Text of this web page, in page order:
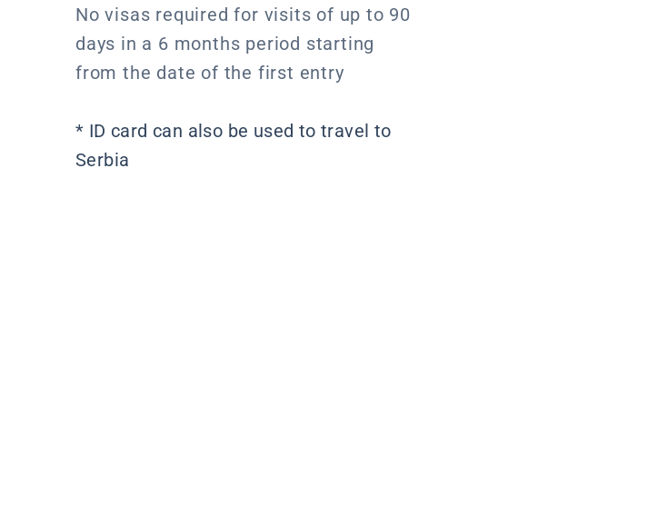
No visas required for visits of up to 90
days in a 6 months period starting
from the date of the first entry
* ID card can also be used to travel to
Serbia